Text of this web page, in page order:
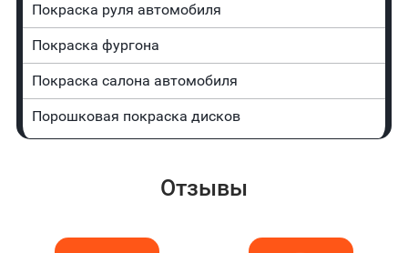
Покраска руля автомобиля
Покраска фургона
Покраска салона автомобиля
Порошковая покраска дисков
Отзывы